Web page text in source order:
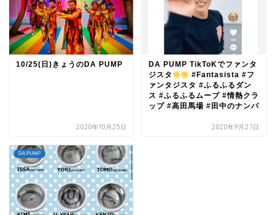
10/25(日)きょうのDA PUMP
2020年10月25日
DA PUMP TikToKでファンタ
ジスタ
#Fantasista #フ
ァンタジスタ #ふるふるダン
ス #ふるふるムーブ #情熱クラ
ップ #高田馬場 #田中のナンパ
2020年9月27日
DA PUMP